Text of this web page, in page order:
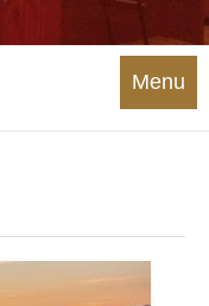
Menu